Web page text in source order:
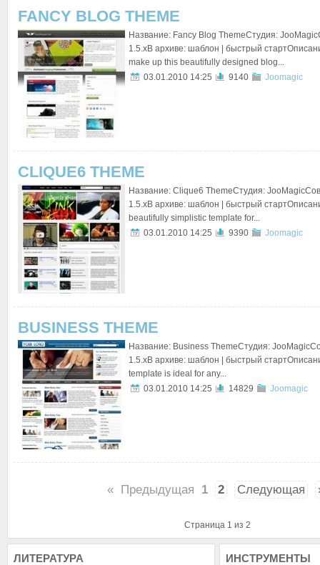
FANCY BLOG THEME
Название: Fancy Blog ThemeСтудия:
1.5.xВ архиве: шаблон | быстрый
make up this beautifully designed blog...
03.01.2010 14:25
9140 Joomagic
CLIQUE6 THEME
Название: Clique6 ThemeСтудия:
1.5.xВ архиве: шаблон | быстрый
beautifully simplistic template for...
03.01.2010 14:25
9390 Joomagic
BUSINESS THEME
Название: Business ThemeСтудия:
1.5.xВ архиве: шаблон | быстрый
template is ideal for any...
03.01.2010 14:25
14829 Joomagic
« Предыдущая 1 2 Следующая
Страница 1 из 2
ЛИТЕРАТУРА ИНСТРУМЕНТЫ